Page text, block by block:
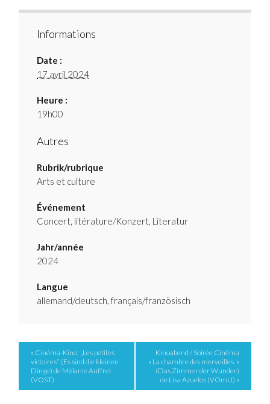
Informations
Date :
17 avril 2024
Heure :
19h00
Autres
Rubrik/rubrique
Arts et culture
Événement
Concert, litérature/Konzert, Literatur
Jahr/année
2024
Langue
allemand/deutsch, français/französisch
Event
Navigation
« Cinéma-Kino: „Les petites
victoires“ (Es sind die kleinen
Dinge) de Mélanie Auffret
(VOST)
Kinoabend / Soirée Cinéma
« La chambre des merveilles »
(Das Zimmer der Wunder)
de Lisa Azuelos (VOmU) »